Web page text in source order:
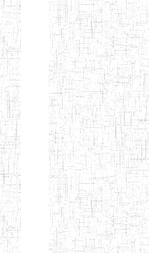
Afficher
Début Préc.
Suivant
Fin
ENIEG MEVEC